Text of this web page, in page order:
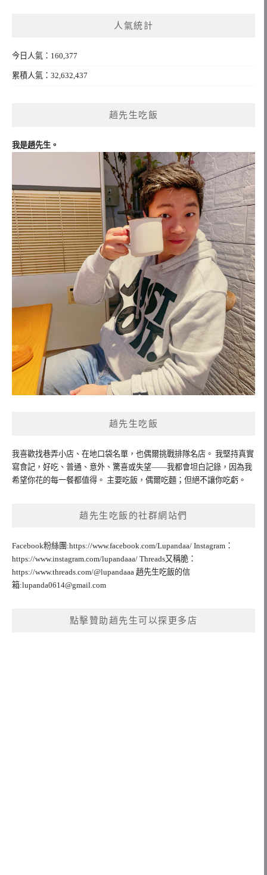
人氣統計
今日人氣：160,377
累積人氣：32,632,437
趙先生吃飯
我是趙先生。
趙先生吃飯
我喜歡找巷弄小店、在地口袋名單，也偶爾挑戰排隊名店。 我堅持真實
寫食記，好吃、普通、意外、驚喜或失望——我都會坦白記錄，因為我
希望你花的每一餐都值得。 主要吃飯，偶爾吃麵；但絕不讓你吃虧。
趙先生吃飯的社群網站們
Facebook粉絲團:https://www.facebook.com/Lupandaa/ Instagram：
https://www.instagram.com/lupandaaa/ Threads又稱脆：
https://www.threads.com/@lupandaaa 趙先生吃飯的信
箱:lupanda0614@gmail.com
點擊贊助趙先生可以探更多店